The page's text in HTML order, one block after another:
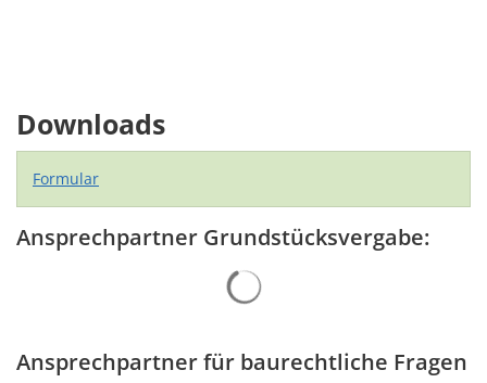
Downloads
Formular
Ansprechpartner Grundstücksvergabe:
Ansprechpartner für baurechtliche Fragen